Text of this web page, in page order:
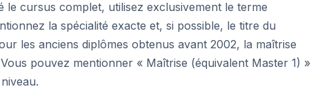
cursus complet, utilisez exclusivement le terme
la spécialité exacte et, si possible, le titre du
les anciens diplômes obtenus avant 2002, la maîtrise
pouvez mentionner « Maîtrise (équivalent Master 1) »